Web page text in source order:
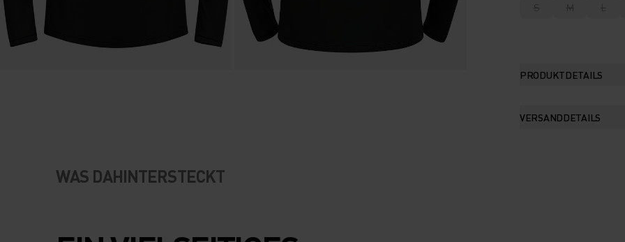
S M L
PRODUKTDETAILS
VERSANDDETAILS
WAS DAHINTERSTECKT